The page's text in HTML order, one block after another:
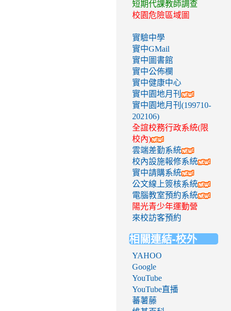
短期代課教師調查
校園危險區域圖
實驗中學
實中GMail
實中圖書館
實中公佈欄
實中健康中心
實中園地月刊
實中園地月刊(199710-
202106)
全誼校務行政系統(限
校內)
雲端差勤系統
校內設施報修系統
實中請購系統
公文線上簽核系統
電腦教室預約系統
陽光青少年運動營
來校訪客預約
相關連結-校外
YAHOO
Google
YouTube
YouTube直播
蕃薯藤